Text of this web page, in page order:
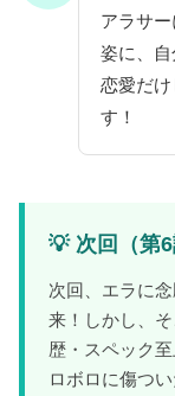
アラサ
姿に、自
恋愛だ
す！
💡 次回（第
次回、エラに
来！しかし、
歴・スペック
ロボロに傷つ